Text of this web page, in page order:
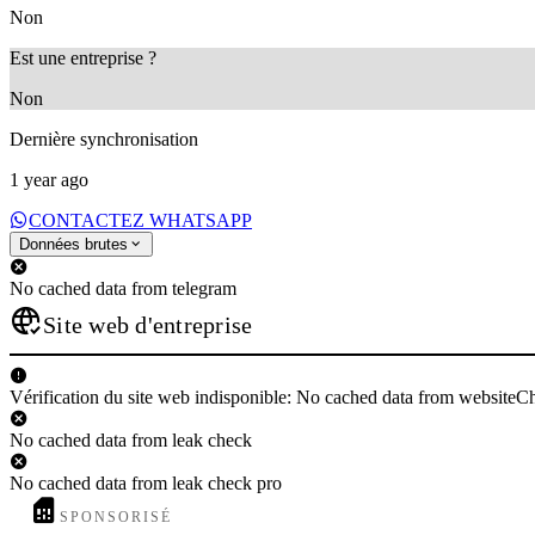
Non
Est une entreprise ?
Non
Dernière synchronisation
1 year ago
CONTACTEZ WHATSAPP
Données brutes
No cached data from telegram
Site web d'entreprise
Vérification du site web indisponible: No cached data from
No cached data from leak check
No cached data from leak check pro
SPONSORISÉ